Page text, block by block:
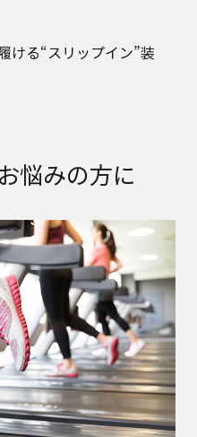
ける“スリップイン”装
悩みの方に